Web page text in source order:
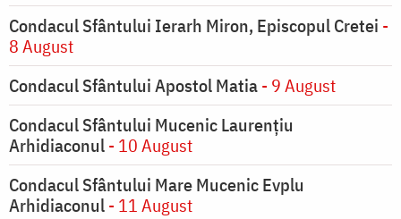
Condacul Sfântului Ierarh Miron, Episcopul Cretei -
8 August
Condacul Sfântului Apostol Matia- 9 August
Condacul Sfântului Mucenic Laurențiu
Arhidiaconul- 10 August
Condacul Sfântului Mare Mucenic Evplu
Arhidiaconul- 11 August